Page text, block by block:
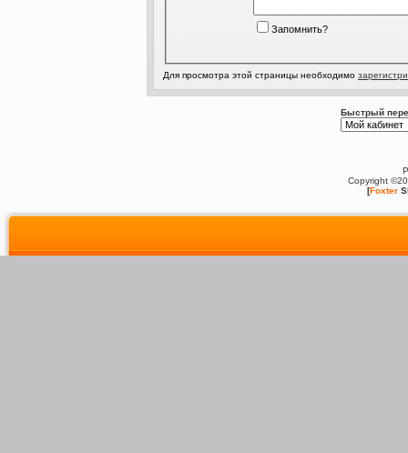
Запомнить?
Для просмотра этой страницы необходимо
Быстрый
Copyright
[Foxter